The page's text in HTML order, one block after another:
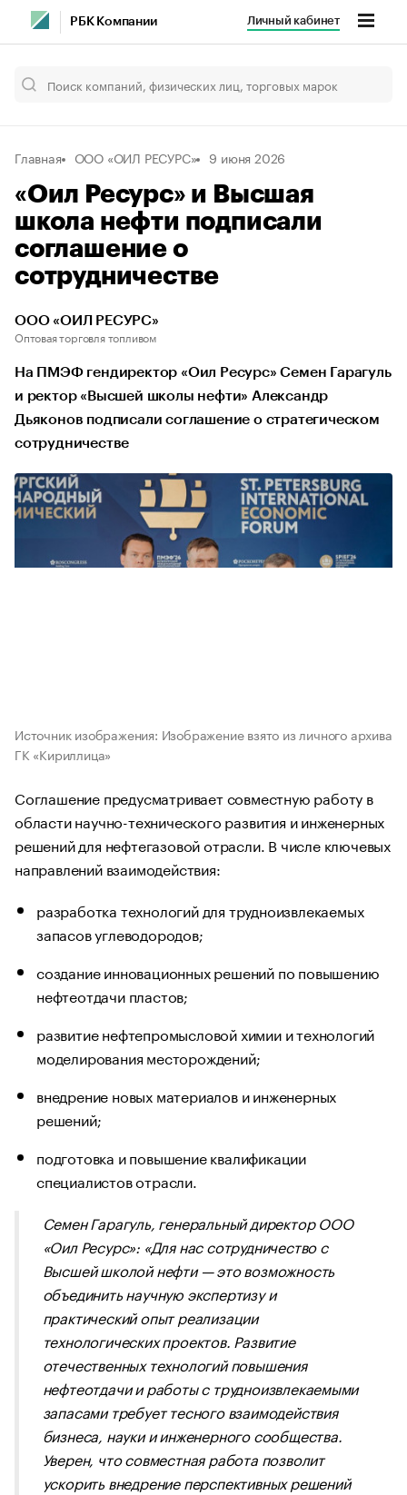
РБК Компании Личный кабинет
Главная ООО «ОИЛ РЕСУРС» 9 июня 2026
«Оил Ресурс» и Высшая
школа нефти подписали
соглашение о
сотрудничестве
ООО «ОИЛ РЕСУРС»
Оптовая торговля топливом
На ПМЭФ гендиректор «Оил Ресурс» Семен Гарагуль
и ректор «Высшей школы нефти» Александр
Дьяконов подписали соглашение о стратегическом
сотрудничестве
Источник изображения: Изображение взято из личного архива
ГК «Кириллица»
Соглашение предусматривает совместную работу в
области научно-технического развития и инженерных
решений для нефтегазовой отрасли. В числе ключевых
направлений взаимодействия:
разработка технологий для трудноизвлекаемых
запасов углеводородов;
создание инновационных решений по повышению
нефтеотдачи пластов;
развитие нефтепромысловой химии и технологий
моделирования месторождений;
внедрение новых материалов и инженерных
решений;
подготовка и повышение квалификации
специалистов отрасли.
Семен Гарагуль, генеральный директор ООО
«Оил Ресурс»: «Для нас сотрудничество с
Высшей школой нефти — это возможность
объединить научную экспертизу и
практический опыт реализации
технологических проектов. Развитие
отечественных технологий повышения
нефтеотдачи и работы с трудноизвлекаемыми
запасами требует тесного взаимодействия
бизнеса, науки и инженерного сообщества.
Уверен, что совместная работа позволит
ускорить внедрение перспективных решений